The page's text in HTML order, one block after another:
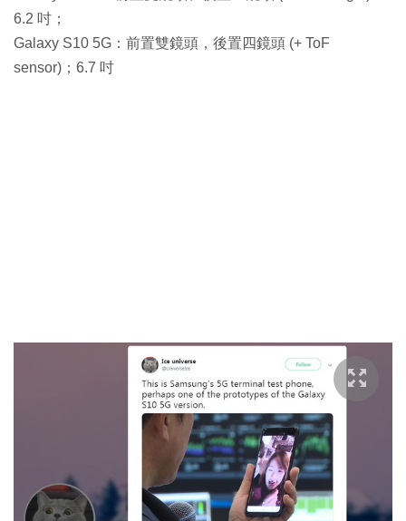
6.2 吋；
Galaxy S10 5G：前置雙鏡頭，後置四鏡頭 (+ ToF
sensor)；6.7 吋